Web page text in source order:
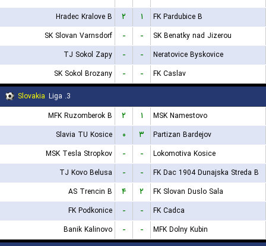
Hradec Kralove B
۲ ۱
FK Pardubice B
SK Slovan Varnsdorf
- -
SK Benatky nad Jizerou
TJ Sokol Zapy
- -
Neratovice Byskovice
SK Sokol Brozany
- -
FK Caslav
Slovakia
3. Liga
MFK Ruzomberok B
۲ ۱
MSK Namestovo
Slavia TU Kosice
۰ ۳
Partizan Bardejov
MSK Tesla Stropkov
- -
Lokomotiva Kosice
TJ Kovo Belusa
- -
FK Dac 1904 Dunajska Streda B
AS Trencin B
۴ ۲
FK Slovan Duslo Sala
FK Podkonice
- -
FK Cadca
Banik Kalinovo
- -
MFK Dolny Kubin